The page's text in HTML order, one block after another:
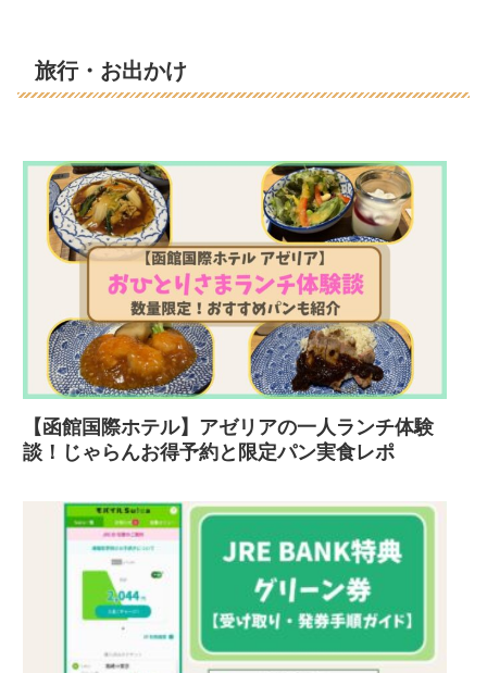
旅行・お出かけ
【函館国際ホテル】アゼリアの一人ランチ体験
談！じゃらんお得予約と限定パン実食レポ